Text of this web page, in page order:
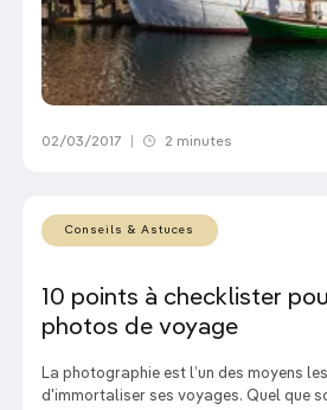
02/03/2017 2 minutes
Conseils & Astuces
10 points à checklister
photos de voyage
La photographie est l’un des moyens
d'immortaliser ses voyages. Quel que